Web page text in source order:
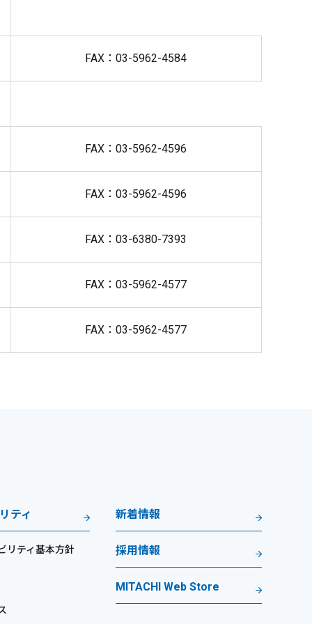
FAX：03-5962-4584
FAX：03-5962-4596
FAX：03-5962-4596
FAX：03-6380-7393
FAX：03-5962-4577
FAX：03-5962-4577
ティ
リティ基本方針
新着情報
採用情報
MITACHI Web Store